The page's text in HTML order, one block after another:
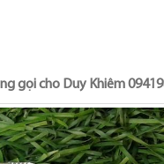
gọi cho Duy Khiêm